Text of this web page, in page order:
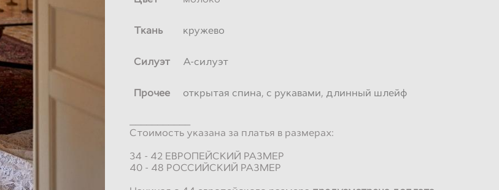
Ткань кружево
Силуэт А-силуэт
Прочее открытая спина, с рукавами, длинный шлейф
___________
Стоимость указана за платья в размерах:
34 - 42 ЕВРОПЕЙСКИЙ РАЗМЕР
40 - 48 РОССИЙСКИЙ РАЗМЕР